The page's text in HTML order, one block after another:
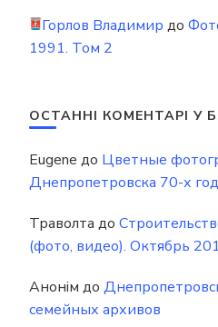
Горлов Владимир до
1991. Том 2
ОСТАННІ КОМЕНТАРІ У
Eugene до Цветные
Днепропетровска 70-х
Траволта до
(фото, видео). Октябрь
Анонім до
семейных архивов